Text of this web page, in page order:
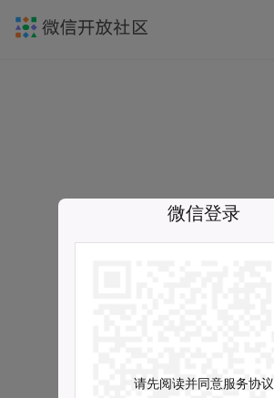
微信登录
请先阅读并同意服务协议